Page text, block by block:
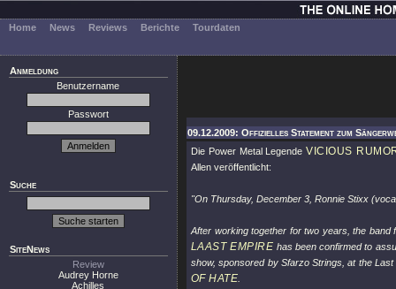
Home News Reviews Berichte Tourdaten
Anmeldung
Benutzername
Passwort
Suche
SiteNews
Review
Audrey Horne
Achilles
09.12.2009: Offizielles Statement zum
Die Power Metal LegendeVICIOUS
Allen veröffentlicht:
"On Thursday, December 3, Ronnie Stixx
After working together for two years, the
LAAST EMPIRE has been confirmed to
show, sponsored by Sfarzo Strings, at the
OF HATE